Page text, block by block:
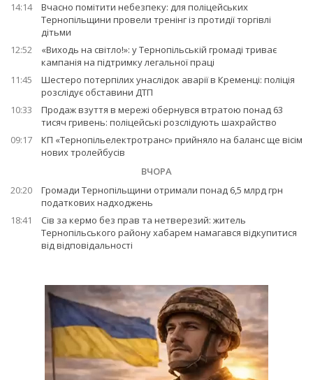
14:14
Вчасно помітити небезпеку: для поліцейських
Тернопільщини провели тренінг із протидії торгівлі
дітьми
12:52
«Виходь на світло!»: у Тернопільській громаді триває
кампанія на підтримку легальної праці
11:45
Шестеро потерпілих унаслідок аварії в Кременці: поліція
розслідує обставини ДТП
10:33
Продаж взуття в мережі обернувся втратою понад 63
тисяч гривень: поліцейські розслідують шахрайство
09:17
КП «Тернопільелектротранс» прийняло на баланс ще вісім
нових тролейбусів
ВЧОРА
20:20
Громади Тернопільщини отримали понад 6,5 млрд грн
податкових надходжень
18:41
Сів за кермо без прав та нетверезий: житель
Тернопільського району хабарем намагався відкупитися
від відповідальності